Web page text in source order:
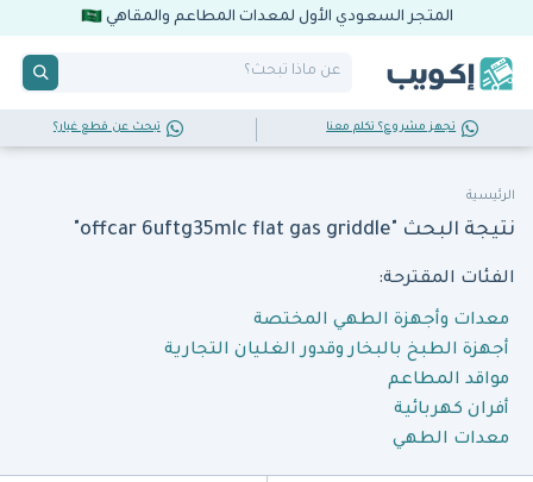
المتجر السعودي الأول لمعدات المطاعم والمقاهي
تجهز مشروع؟ تكلم معنا تبحث عن قطع غيار؟
الرئيسية
نتيجة البحث "offcar 6uftg35mlc flat gas griddle"
الفئات المقترحة:
معدات وأجهزة الطهي المختصة
أجهزة الطبخ بالبخار وقدور الغليان التجارية
مواقد المطاعم
أفران كهربائية
معدات الطهي